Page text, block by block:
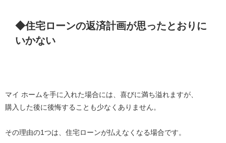
◆住宅ローンの返済計画が思ったとおりに
いかない
マイ ホームを手に入れた場合には、喜びに満ち溢れますが、
購入した後に後悔することも少なくありません。
その理由の1つは、住宅ローンが払えなくなる場合です。